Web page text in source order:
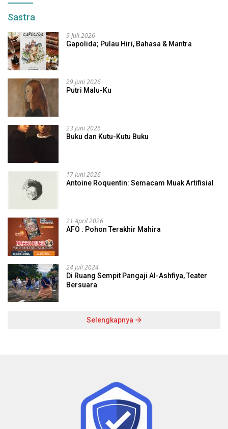
Sastra
9 Juli 2026
Gapolida; Pulau Hiri, Bahasa & Mantra
29 Juni 2026
Putri Malu-Ku
23 Juni 2026
Buku dan Kutu-Kutu Buku
17 Juni 2026
Antoine Roquentin: Semacam Muak Artifisial
21 April 2026
AFO : Pohon Terakhir Mahira
24 Juli 2024
Di Ruang Sempit Pangaji Al-Ashfiya, Teater
Bersuara
Selengkapnya